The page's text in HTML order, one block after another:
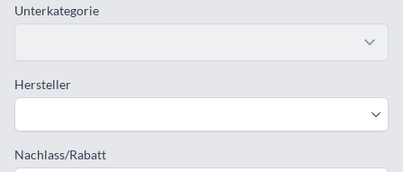
Unterkategorie
Hersteller
Nachlass/Rabatt